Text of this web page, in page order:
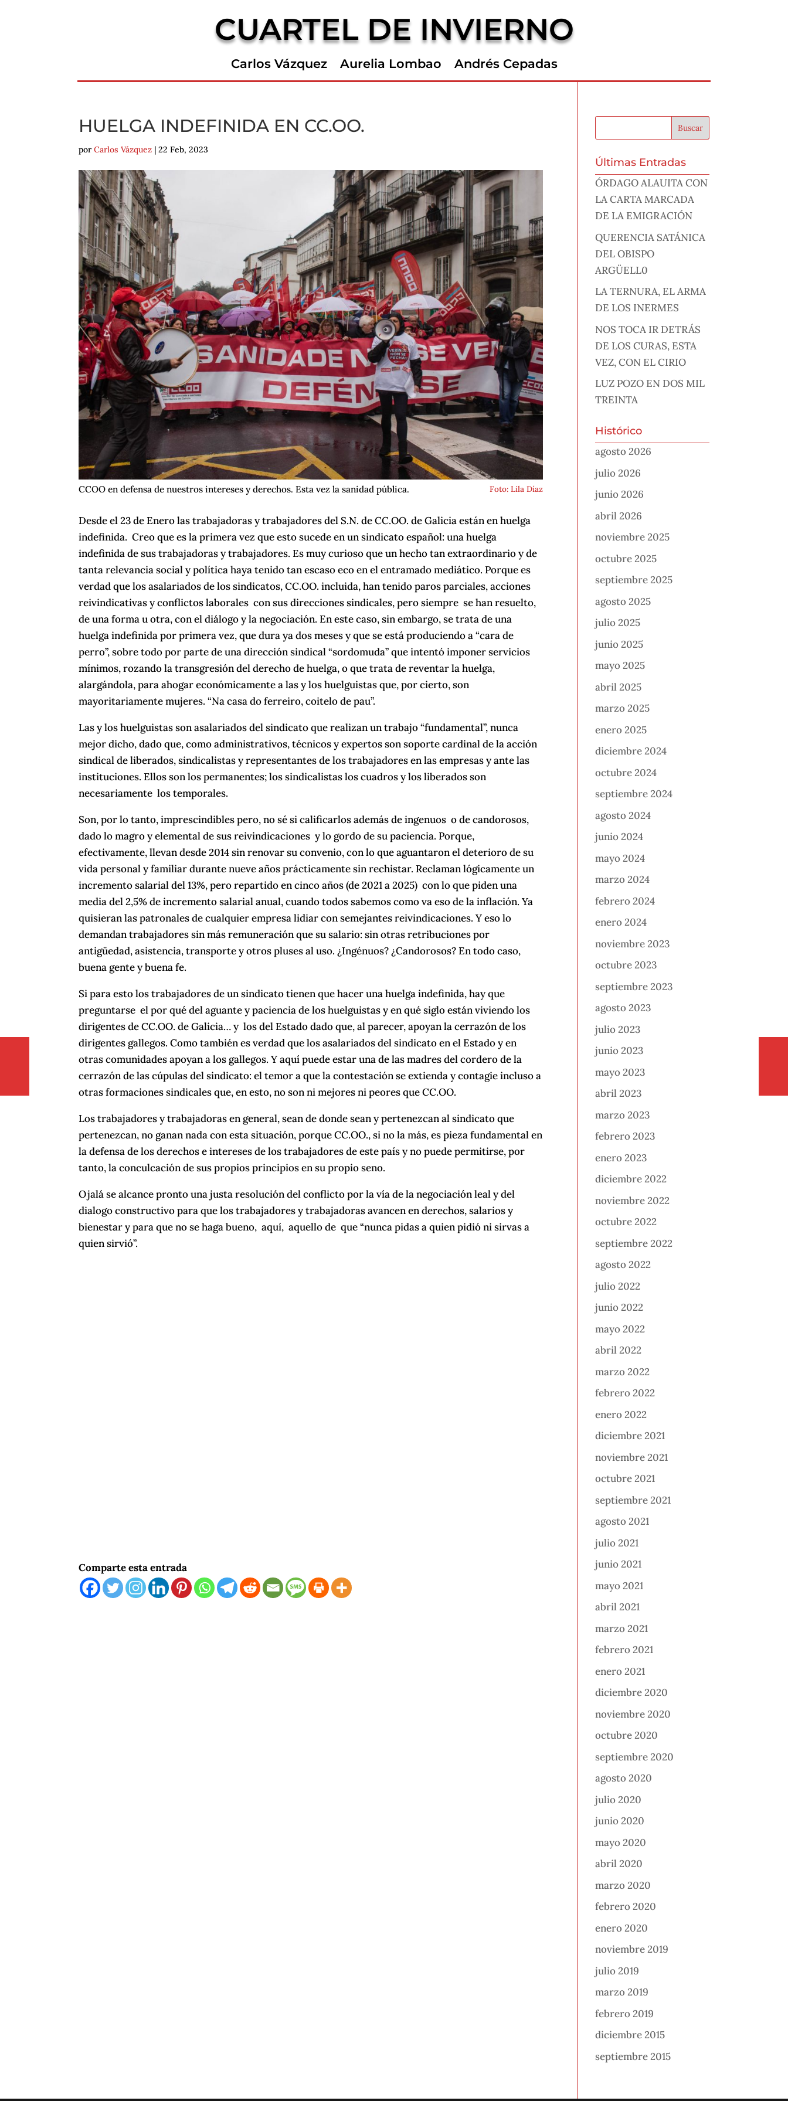
CUARTEL DE INVIERNO
Carlos Vázquez Aurelia Lombao Andrés Cepadas
HUELGA INDEFINIDA EN CC.OO.
porCarlos Vázquez |22 Feb, 2023
CCOO en defensa de nuestros intereses y derechos. Esta vez la sanidad pública. Foto: Lila Díaz
Desde el 23 de Enero las trabajadoras y trabajadores del S.N. de CC.OO. de Galicia están en huelga
indefinida. Creo que es la primera vez que esto sucede en un sindicato español: una huelga
indefinida de sus trabajadoras y trabajadores. Es muy curioso que un hecho tan extraordinario y de
tanta relevancia social y política haya tenido tan escaso eco en el entramado mediático. Porque es
verdad que los asalariados de los sindicatos, CC.OO. incluida, han tenido paros parciales, acciones
reivindicativas y conflictos laborales con sus direcciones sindicales, pero siempre se han resuelto,
de una forma u otra, con el diálogo y la negociación. En este caso, sin embargo, se trata de una
huelga indefinida por primera vez, que dura ya dos meses y que se está produciendo a “cara de
perro”, sobre todo por parte de una dirección sindical “sordomuda” que intentó imponer servicios
mínimos, rozando la transgresión del derecho de huelga, o que trata de reventar la huelga,
alargándola, para ahogar económicamente a las y los huelguistas que, por cierto, son
mayoritariamente mujeres. “Na casa do ferreiro, coitelo de pau”.
Las y los huelguistas son asalariados del sindicato que realizan un trabajo “fundamental”, nunca
mejor dicho, dado que, como administrativos, técnicos y expertos son soporte cardinal de la acción
sindical de liberados, sindicalistas y representantes de los trabajadores en las empresas y ante las
instituciones. Ellos son los permanentes; los sindicalistas los cuadros y los liberados son
necesariamente los temporales.
Son, por lo tanto, imprescindibles pero, no sé si calificarlos además de ingenuos o de candorosos,
dado lo magro y elemental de sus reivindicaciones y lo gordo de su paciencia. Porque,
efectivamente, llevan desde 2014 sin renovar su convenio, con lo que aguantaron el deterioro de su
vida personal y familiar durante nueve años prácticamente sin rechistar. Reclaman lógicamente un
incremento salarial del 13%, pero repartido en cinco años (de 2021 a 2025) con lo que piden una
media del 2,5% de incremento salarial anual, cuando todos sabemos como va eso de la inflación. Ya
quisieran las patronales de cualquier empresa lidiar con semejantes reivindicaciones. Y eso lo
demandan trabajadores sin más remuneración que su salario: sin otras retribuciones por
antigüedad, asistencia, transporte y otros pluses al uso. ¿Ingénuos? ¿Candorosos? En todo caso,
buena gente y buena fe.
Si para esto los trabajadores de un sindicato tienen que hacer una huelga indefinida, hay que
preguntarse el por qué del aguante y paciencia de los huelguistas y en qué siglo están viviendo los
dirigentes de CC.OO. de Galicia… y los del Estado dado que, al parecer, apoyan la cerrazón de los
dirigentes gallegos. Como también es verdad que los asalariados del sindicato en el Estado y en
otras comunidades apoyan a los gallegos. Y aquí puede estar una de las madres del cordero de la
cerrazón de las cúpulas del sindicato: el temor a que la contestación se extienda y contagie incluso a
otras formaciones sindicales que, en esto, no son ni mejores ni peores que CC.OO.
Los trabajadores y trabajadoras en general, sean de donde sean y pertenezcan al sindicato que
pertenezcan, no ganan nada con esta situación, porque CC.OO., si no la más, es pieza fundamental en
la defensa de los derechos e intereses de los trabajadores de este país y no puede permitirse, por
tanto, la conculcación de sus propios principios en su propio seno.
Ojalá se alcance pronto una justa resolución del conflicto por la vía de la negociación leal y del
dialogo constructivo para que los trabajadores y trabajadoras avancen en derechos, salarios y
bienestar y para que no se haga bueno, aquí, aquello de que “nunca pidas a quien pidió ni sirvas a
quien sirvió”.
Comparte esta entrada
Últimas Entradas
ÓRDAGO ALAUITA CON
LA CARTA MARCADA
DE LA EMIGRACIÓN
QUERENCIA SATÁNICA
DEL OBISPO
ARGÜELL0
LA TERNURA, EL ARMA
DE LOS INERMES
NOS TOCA IR DETRÁS
DE LOS CURAS, ESTA
VEZ, CON EL CIRIO
LUZ POZO EN DOS MIL
TREINTA
Histórico
agosto 2026
julio 2026
junio 2026
abril 2026
noviembre 2025
octubre 2025
septiembre 2025
agosto 2025
julio 2025
junio 2025
mayo 2025
abril 2025
marzo 2025
enero 2025
diciembre 2024
octubre 2024
septiembre 2024
agosto 2024
junio 2024
mayo 2024
marzo 2024
febrero 2024
enero 2024
noviembre 2023
octubre 2023
septiembre 2023
agosto 2023
julio 2023
junio 2023
mayo 2023
abril 2023
marzo 2023
febrero 2023
enero 2023
diciembre 2022
noviembre 2022
octubre 2022
septiembre 2022
agosto 2022
julio 2022
junio 2022
mayo 2022
abril 2022
marzo 2022
febrero 2022
enero 2022
diciembre 2021
noviembre 2021
octubre 2021
septiembre 2021
agosto 2021
julio 2021
junio 2021
mayo 2021
abril 2021
marzo 2021
febrero 2021
enero 2021
diciembre 2020
noviembre 2020
octubre 2020
septiembre 2020
agosto 2020
julio 2020
junio 2020
mayo 2020
abril 2020
marzo 2020
febrero 2020
enero 2020
noviembre 2019
julio 2019
marzo 2019
febrero 2019
diciembre 2015
septiembre 2015